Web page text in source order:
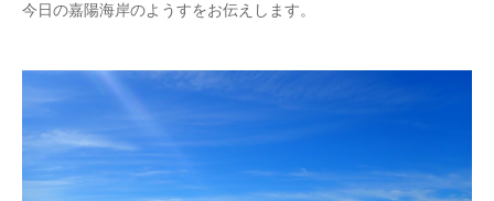
今日の嘉陽海岸のようすをお伝えします。